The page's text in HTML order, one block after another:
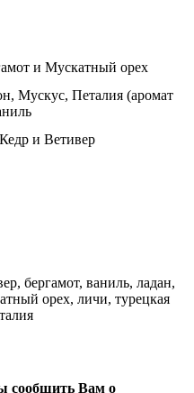
и Мускатный орех
Мускус, Петалия (аромат
и Ветивер
бергамот, ваниль, ладан,
орех, личи, турецкая
сообщить Вам о